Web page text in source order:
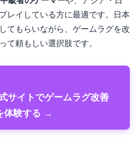
レイしている方に最適です。日本
てもらいながら、ゲームラグを改
て頼もしい選択肢です。
サイトでゲームラグ改善
体験する →